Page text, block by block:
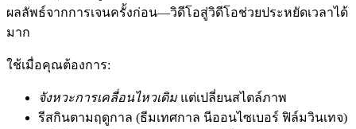
ผลลัพธ์จากการเจนครั้งก่อน—วิดีโอสู่วิดีโอช่วยประหยัดเวลาได้
มาก
ใช้เมื่อคุณต้องการ:
จังหวะการเคลื่อนไหวเดิมแต่เปลี่ยนสไตล์ภาพ
รีสกินตามฤดูกาล (ธีมเทศกาล นีออนไซเบอร์ ฟิล์มวินเทจ)